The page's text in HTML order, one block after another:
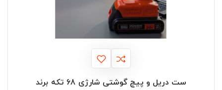
ست دریل و پیچ گوشتی شارژی 68 تکه برند